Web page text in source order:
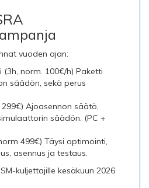
vuoden ajan:
(3h, norm. 100€/h) Paketti
säädön, sekä perus
Ajoasennon säätö,
säädön. (PC +
499€) Täysi optimointi,
asennus ja testaus.
kuljettajille kesäkuun 2026